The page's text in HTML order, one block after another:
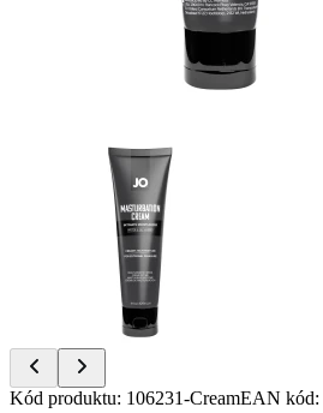
Item
Kód produktu: 106231-CreamEAN kód: